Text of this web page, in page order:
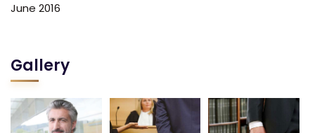
June 2016
Gallery